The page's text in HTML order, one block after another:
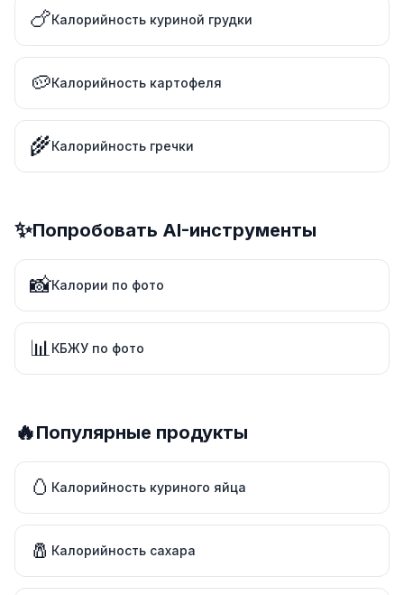
🍗Калорийность куриной грудки
🥔Калорийность картофеля
🌾Калорийность гречки
✨Попробовать AI-инструменты
📸Калории по фото
📊КБЖУ по фото
🔥Популярные продукты
🥚 Калорийность куриного яйца
🧂 Калорийность сахара